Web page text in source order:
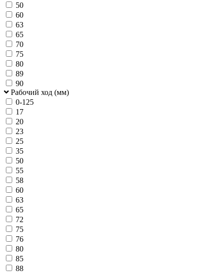
50
60
63
65
70
75
80
89
90
Рабочий ход (мм)
0-125
17
20
23
25
35
50
55
58
60
63
65
72
75
76
80
85
88